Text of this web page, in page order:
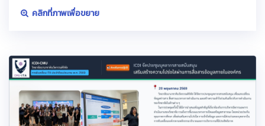
คลิกที่ภาพเพื่อขยาย